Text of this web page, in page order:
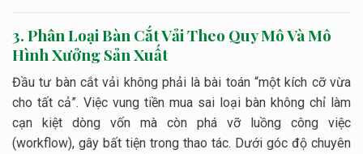
3. Phân Loại Bàn Cắt Vải Theo Quy Mô Và Mô
Hình Xưởng Sản Xuất
Đầu tư bàn cắt vải không phải là bài toán “một kích cỡ vừa
cho tất cả”. Việc vung tiền mua sai loại bàn không chỉ làm
cạn kiệt dòng vốn mà còn phá vỡ luồng công việc
(workflow), gây bất tiện trong thao tác. Dưới góc độ chuyên